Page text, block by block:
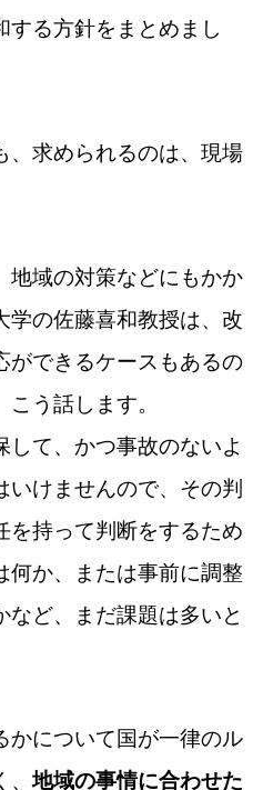
する方針をまとめまし
、求められるのは、現場
地域の対策などにもかか
学の佐藤喜和教授は、改
ができるケースもあるの
う話します。
して、かつ事故のないよ
いけませんので、その判
を持って判断をするため
何か、または事前に調整
など、まだ課題は多いと
かについて国が一律のル
、地域の事情に合わせた